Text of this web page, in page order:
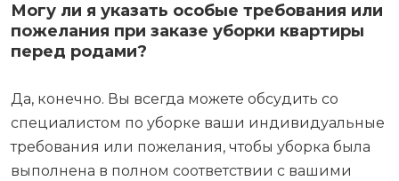
Могу ли я указать особые требования или
пожелания при заказе уборки квартиры
перед родами?
Да, конечно. Вы всегда можете обсудить со
специалистом по уборке ваши индивидуальные
требования или пожелания, чтобы уборка была
выполнена в полном соответствии с вашими